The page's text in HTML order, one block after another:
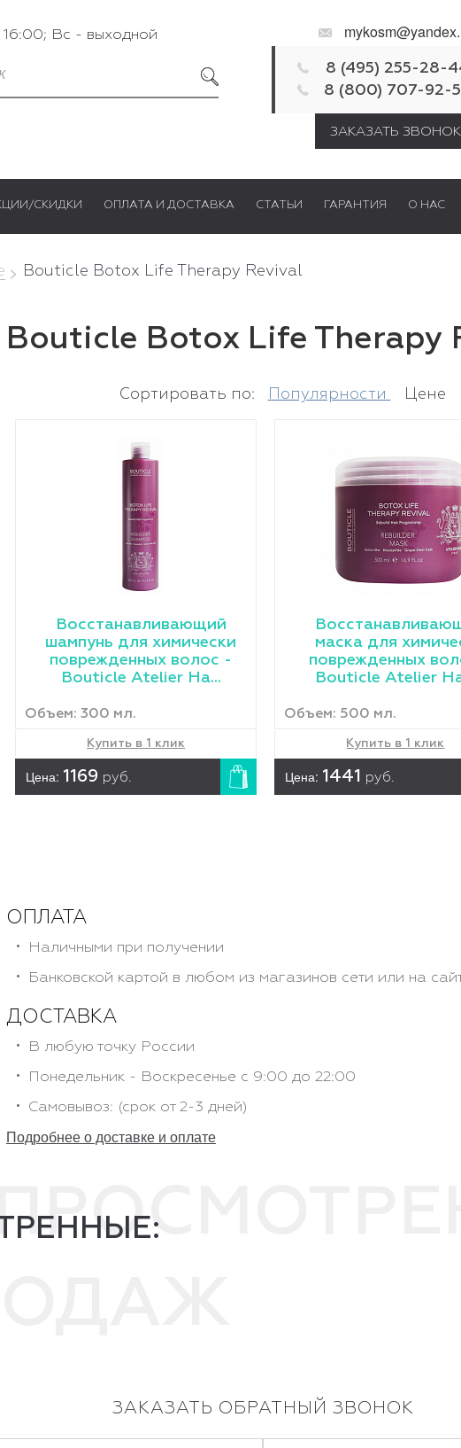
Вс - выходной
8 (495) 255-28-
8 (800) 707-92-
ЗАКАЗАТЬ ЗВОНОК
СКИДКИ ОПЛАТА И ДОСТАВКА СТАТЬИ ГАРАНТИЯ О НАС
Bouticle Botox Life Therapy Revival
Bouticle Botox Life Therapy
Сортировать по: Популярности Цене
Восстанавливающий
шампунь для химически
поврежденных волос -
Bouticle Atelier Ha...
Объем: 300 мл.
Купить в 1 клик
Цена: 1169 руб.
маска для
поврежденных
Bouticle Atelier
Объем: 500 мл.
Купить в 1 клик
Цена: 1441 руб.
ОПЛАТА
Наличными при получении
Банковской картой в любом из магазинов сети или на
ДОСТАВКА
В любую точку России
Понедельник - Воскресенье с 9:00 до 22:00
Самовывоз: (срок от 2-3 дней)
Подробнее о доставке и оплате
ЗАКАЗАТЬ ОБРАТНЫЙ ЗВОНОК